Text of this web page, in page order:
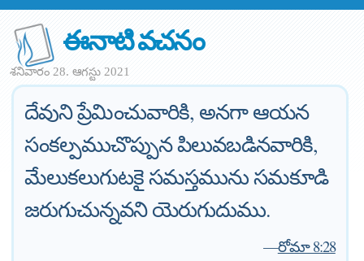
ఈనాటి వచనం
శనివారం 28. ఆగస్టు 2021
దేవుని ప్రేమించువారికి, అనగా ఆయన
సంకల్పముచొప్పున పిలువబడినవారికి,
మేలుకలుగుటకై సమస్తమును సమకూడి
జరుగుచున్నవని యెరుగుదుము.
—రోమా 8:28